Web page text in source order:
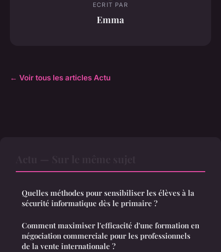
ECRIT PAR
Emma
← Voir tous les articles Actu
Quelles méthodes pour sensibiliser les élèves à la
sécurité informatique dès le primaire ?
Comment maximiser l'efficacité d'une formation en
négociation commerciale pour les professionnels
de la vente internationale ?